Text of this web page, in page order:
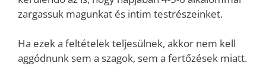
zargassuk magunkat és intim testrészeinket.
Ha ezek a feltételek teljesülnek, akkor nem kell
aggódnunk sem a szagok, sem a fertőzések miatt.